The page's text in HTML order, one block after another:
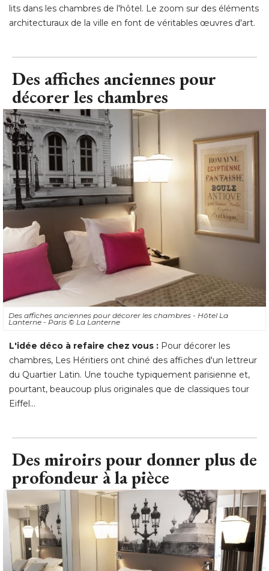
lits dans les chambres de l'hôtel. Le zoom sur des éléments
architecturaux de la ville en font de véritables œuvres d'art.
Des affiches anciennes pour
décorer les chambres
Des affiches anciennes pour décorer les chambres - Hôtel La
Lanterne - Paris © La Lanterne
L'idée déco à refaire chez vous : Pour décorer les
chambres, Les Héritiers ont chiné des affiches d'un lettreur
du Quartier Latin. Une touche typiquement parisienne et,
pourtant, beaucoup plus originales que de classiques tour
Eiffel...
Des miroirs pour donner plus de
profondeur à la pièce